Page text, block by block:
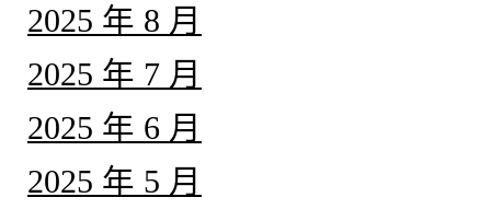
2025 年 8 月
2025 年 7 月
2025 年 6 月
2025 年 5 月